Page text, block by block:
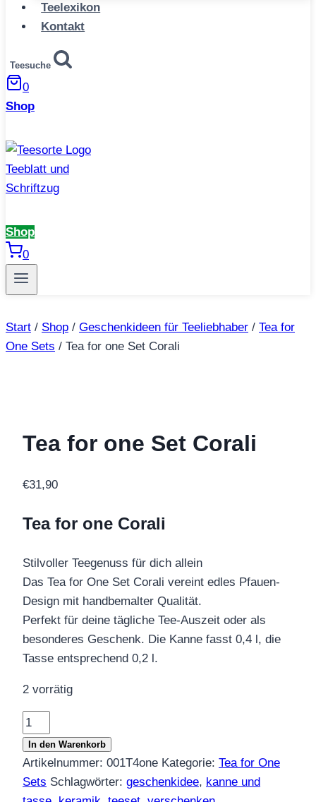
Teelexikon
Kontakt
Teesuche
0
Shop
Shop
0
Start / Shop / Geschenkideen für Teeliebhaber / Tea for
One Sets / Tea for one Set Corali
Tea for one Set Corali
€31,90
Tea for one Corali
Stilvoller Teegenuss für dich allein
Das Tea for One Set Corali vereint edles Pfauen-
Design mit handbemalter Qualität.
Perfekt für deine tägliche Tee-Auszeit oder als
besonderes Geschenk. Die Kanne fasst 0,4 l, die
Tasse entsprechend 0,2 l.
2 vorrätig
Tea
for
one
Set
Corali
In den Warenkorb
Artikelnummer: 001T4one Kategorie: Tea for One
Sets Schlagwörter: geschenkidee, kanne und